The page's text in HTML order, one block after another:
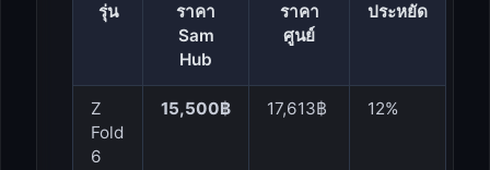
รุ่น
ราคา
Sam
Hub
ราคา
ศูนย์
ประหยัด
Z
Fold
6
15,500฿ 17,613฿ 12%